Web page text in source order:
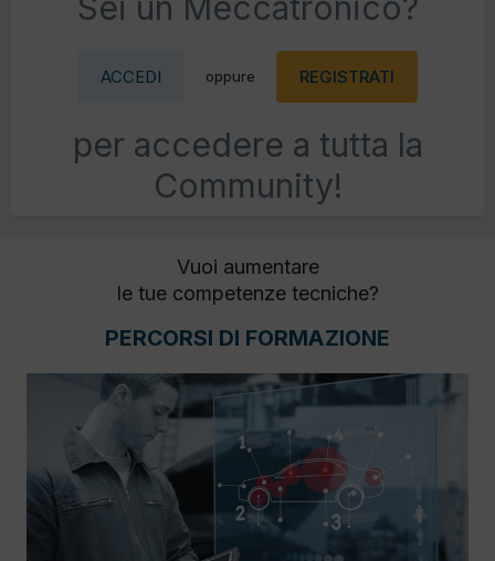
ACCEDI oppure REGISTRATI
per accedere a tutta la
Community!
Vuoi aumentare
le tue competenze tecniche?
PERCORSI DI FORMAZIONE